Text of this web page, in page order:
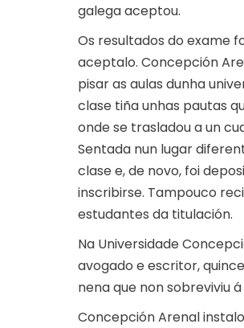
galega aceptou.
Os resultados do exame
aceptalo. Concepción
pisar as aulas dunha
clase tiña unhas pautas
onde se trasladou a un
Sentada nun lugar
clase e, de novo, foi
inscribirse. Tampouco
estudantes da titulación.
Na Universidade
avogado e escritor,
nena que non sobreviviu
Concepción Arenal